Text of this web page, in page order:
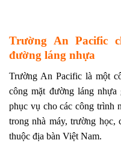
Trường An Pacific
đường láng nhựa
Trường An Pacific là một
công mặt đường láng
phục vụ cho các công trình
trong nhà máy, trường
thuộc địa bàn Việt Nam.